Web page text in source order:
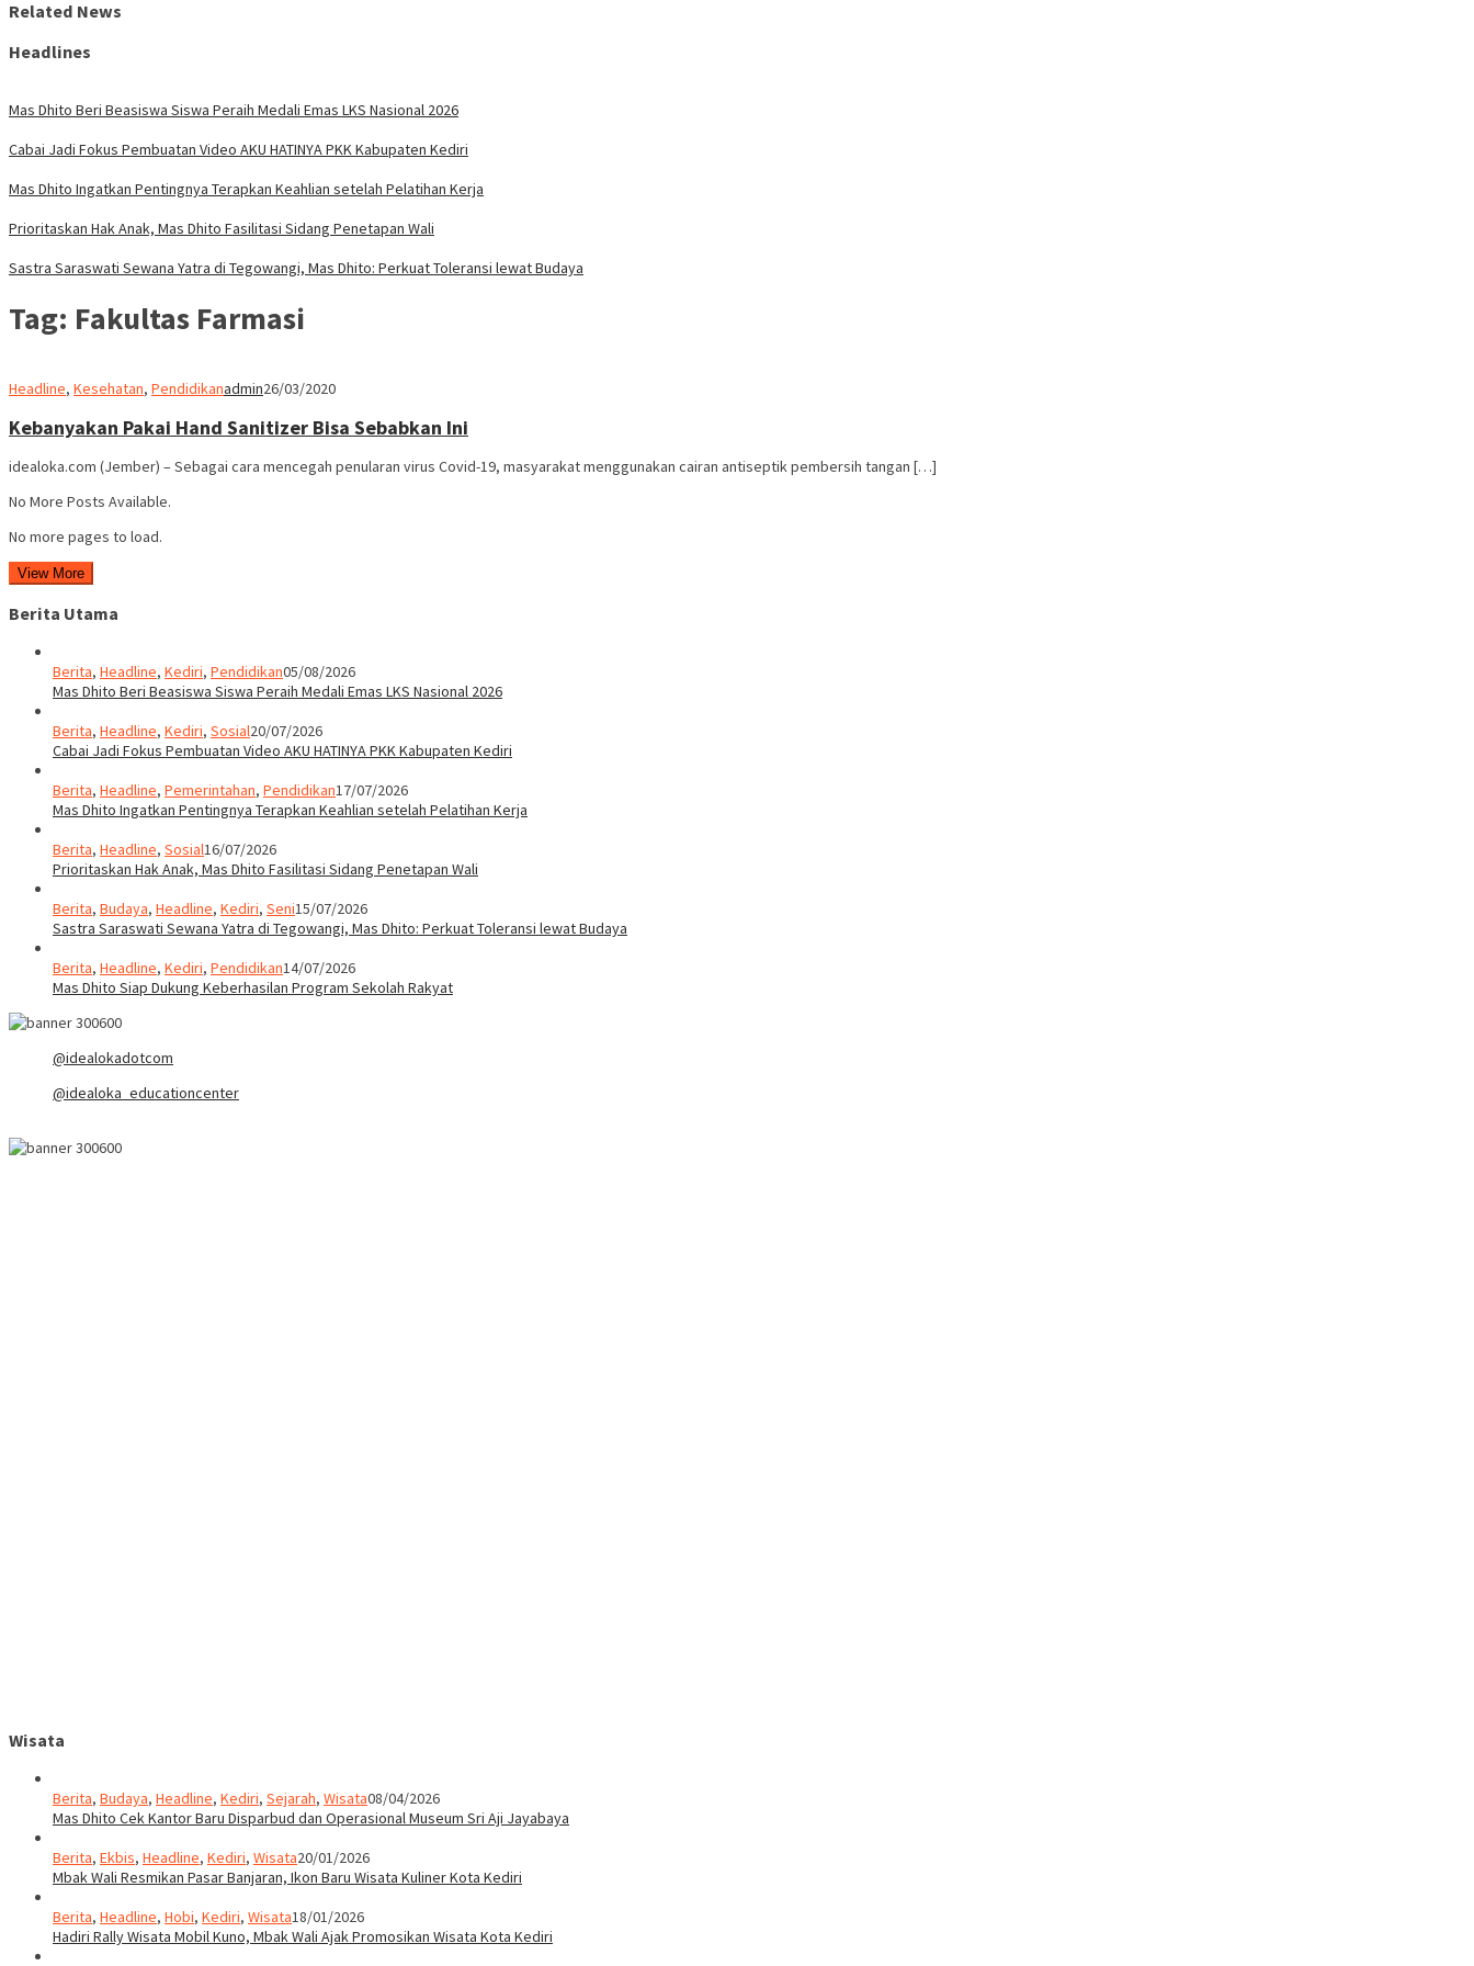
Related News
Headlines
Mas Dhito Beri Beasiswa Siswa Peraih Medali Emas LKS Nasional 2026
Cabai Jadi Fokus Pembuatan Video AKU HATINYA PKK Kabupaten Kediri
Mas Dhito Ingatkan Pentingnya Terapkan Keahlian setelah Pelatihan Kerja
Prioritaskan Hak Anak, Mas Dhito Fasilitasi Sidang Penetapan Wali
Sastra Saraswati Sewana Yatra di Tegowangi, Mas Dhito: Perkuat Toleransi lewat Budaya
Tag: Fakultas Farmasi
Headline, Kesehatan, Pendidikanadmin26/03/2020
Kebanyakan Pakai Hand Sanitizer Bisa Sebabkan Ini
idealoka.com (Jember) – Sebagai cara mencegah penularan virus Covid-19, masyarakat menggunakan cairan antiseptik pembersih tangan […]
No More Posts Available.
No more pages to load.
View More
Berita Utama
Berita, Headline, Kediri, Pendidikan05/08/2026
Mas Dhito Beri Beasiswa Siswa Peraih Medali Emas LKS Nasional 2026
Berita, Headline, Kediri, Sosial20/07/2026
Cabai Jadi Fokus Pembuatan Video AKU HATINYA PKK Kabupaten Kediri
Berita, Headline, Pemerintahan, Pendidikan17/07/2026
Mas Dhito Ingatkan Pentingnya Terapkan Keahlian setelah Pelatihan Kerja
Berita, Headline, Sosial16/07/2026
Prioritaskan Hak Anak, Mas Dhito Fasilitasi Sidang Penetapan Wali
Berita, Budaya, Headline, Kediri, Seni15/07/2026
Sastra Saraswati Sewana Yatra di Tegowangi, Mas Dhito: Perkuat Toleransi lewat Budaya
Berita, Headline, Kediri, Pendidikan14/07/2026
Mas Dhito Siap Dukung Keberhasilan Program Sekolah Rakyat
@idealokadotcom
@idealoka_educationcenter
Wisata
Berita, Budaya, Headline, Kediri, Sejarah, Wisata08/04/2026
Mas Dhito Cek Kantor Baru Disparbud dan Operasional Museum Sri Aji Jayabaya
Berita, Ekbis, Headline, Kediri, Wisata20/01/2026
Mbak Wali Resmikan Pasar Banjaran, Ikon Baru Wisata Kuliner Kota Kediri
Berita, Headline, Hobi, Kediri, Wisata18/01/2026
Hadiri Rally Wisata Mobil Kuno, Mbak Wali Ajak Promosikan Wisata Kota Kediri